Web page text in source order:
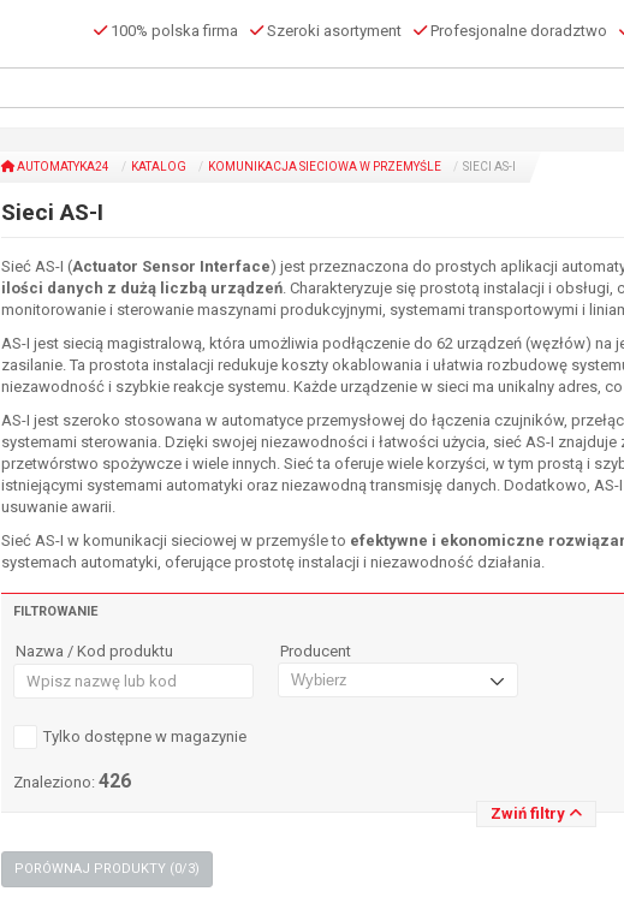
100% polska firma Szeroki asortyment Profesjonalne doradztwo
AUTOMATYKA24 KATALOG KOMUNIKACJA SIECIOWA W PRZEMYŚLE SIECI AS-I
Sieci AS-I
Sieć AS-I (Actuator Sensor Interface) jest przeznaczona do prostych aplikacji
ilości danych z dużą liczbą urządzeń. Charakteryzuje się prostotą instalacji i
monitorowanie i sterowanie maszynami produkcyjnymi, systemami transportowymi i
AS-I jest siecią magistralową, która umożliwia podłączenie do 62 urządzeń (węzłów)
zasilanie. Ta prostota instalacji redukuje koszty okablowania i ułatwia rozbudowę
niezawodność i szybkie reakcje systemu. Każde urządzenie w sieci ma unikalny adres,
AS-I jest szeroko stosowana w automatyce przemysłowej do łączenia czujników,
systemami sterowania. Dzięki swojej niezawodności i łatwości użycia, sieć AS-I
przetwórstwo spożywcze i wiele innych. Sieć ta oferuje wiele korzyści, w tym prostą i
istniejącymi systemami automatyki oraz niezawodną transmisję danych. Dodatkowo,
usuwanie awarii.
Sieć AS-I w komunikacji sieciowej w przemyśle to efektywne i ekonomiczne
systemach automatyki, oferujące prostotę instalacji i niezawodność działania.
FILTROWANIE
Nazwa / Kod produktu Producent
Tylko dostępne w magazynie
Znaleziono: 426
Zwiń filtry
PORÓWNAJ PRODUKTY (0/3)